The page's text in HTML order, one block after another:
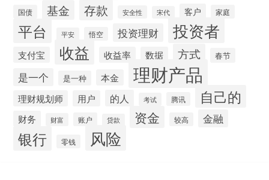
国债 基金 存款 安全性 宋代 客户 家庭
平台 平安 悟空 投资理财 投资者
支付宝 收益 收益率 数据 方式 春节
是一个 是一种 本金 理财产品
理财规划师 用户 的人 考试 腾讯 自己的
财务 财富 账户 贷款 资金 较高 金融
银行 零钱 风险